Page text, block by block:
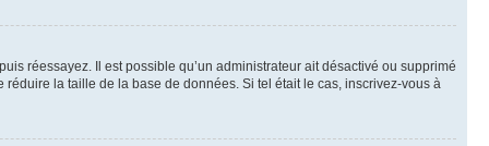
réessayez. Il est possible qu’un administrateur ait désactivé ou supprimé
la taille de la base de données. Si tel était le cas, inscrivez-vous à